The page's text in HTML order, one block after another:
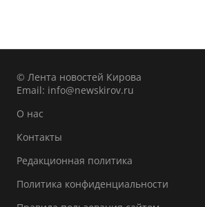
© Лента новостей Кирова
Email: info@newskirov.ru
О нас
Контакты
Редакционная политика
Политика конфиденциальности